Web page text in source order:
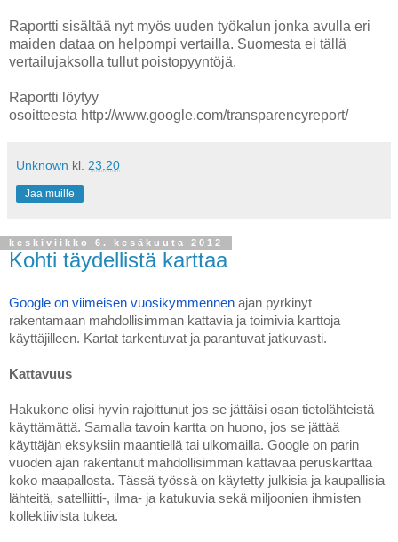
Raportti sisältää nyt myös uuden työkalun jonka avulla eri
maiden dataa on helpompi vertailla. Suomesta ei tällä
vertailujaksolla tullut poistopyyntöjä.
Raportti löytyy
osoitteesta http://www.google.com/transparencyreport/
Unknown kl. 23.20
Jaa muille
keskiviikko 6. kesäkuuta 2012
Kohti täydellistä karttaa
Google on viimeisen vuosikymmennen ajan pyrkinyt
rakentamaan mahdollisimman kattavia ja toimivia karttoja
käyttäjilleen. Kartat tarkentuvat ja parantuvat jatkuvasti.
Kattavuus
Hakukone olisi hyvin rajoittunut jos se jättäisi osan tietolähteistä
käyttämättä. Samalla tavoin kartta on huono, jos se jättää
käyttäjän eksyksiin maantiellä tai ulkomailla. Google on parin
vuoden ajan rakentanut mahdollisimman kattavaa peruskarttaa
koko maapallosta. Tässä työssä on käytetty julkisia ja kaupallisia
lähteitä, satelliitti-, ilma- ja katukuvia sekä miljoonien ihmisten
kollektiivista tukea.